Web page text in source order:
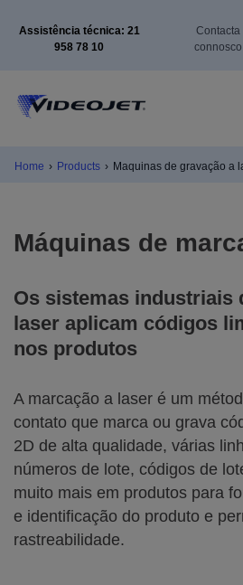
Assistência técnica: 21
958 78 10
Contacta
connosco
Home › Products › Maquinas de gravação a
Máquinas de
Os sistemas industriais
laser aplicam códigos
nos produtos
A marcação a laser é um
contato que marca ou grava
2D de alta qualidade, várias
números de lote, códigos de
muito mais em produtos para
e identificação do produto e
rastreabilidade.